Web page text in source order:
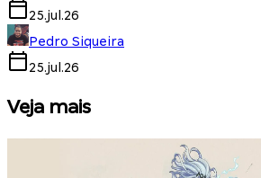
25.jul.26
Pedro Siqueira
25.jul.26
Veja mais